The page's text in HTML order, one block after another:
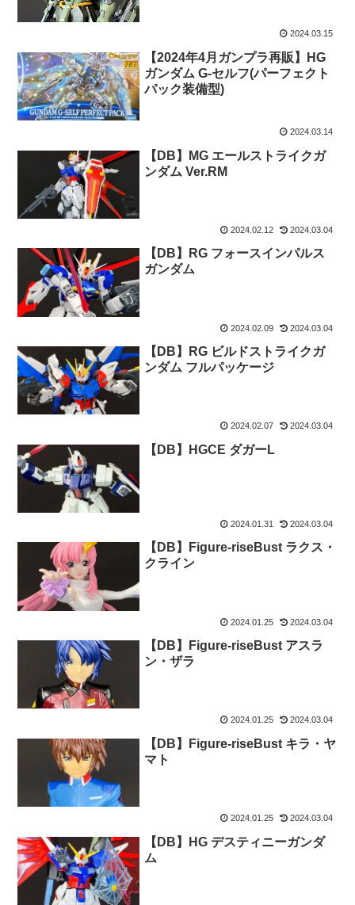
2024.03.15
【2024年4月ガンプラ再販】HG
ガンダム G-セルフ(パーフェクト
パック装備型)
2024.03.14
【DB】MG エールストライクガ
ンダム Ver.RM
2024.02.12 2024.03.04
【DB】RG フォースインパルス
ガンダム
2024.02.09 2024.03.04
【DB】RG ビルドストライクガ
ンダム フルパッケージ
2024.02.07 2024.03.04
【DB】HGCE ダガーL
2024.01.31 2024.03.04
【DB】Figure-riseBust ラクス・
クライン
2024.01.25 2024.03.04
【DB】Figure-riseBust アスラ
ン・ザラ
2024.01.25 2024.03.04
【DB】Figure-riseBust キラ・ヤ
マト
2024.01.25 2024.03.04
【DB】HG デスティニーガンダ
ム